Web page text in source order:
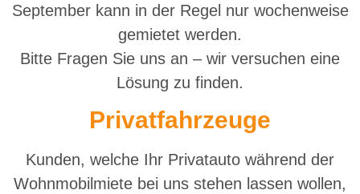
September kann in der Regel nur wochenweise
gemietet werden.
Bitte Fragen Sie uns an – wir versuchen eine
Lösung zu finden.
Privatfahrzeuge
Kunden, welche Ihr Privatauto während der
Wohnmobilmiete bei uns stehen lassen wollen,